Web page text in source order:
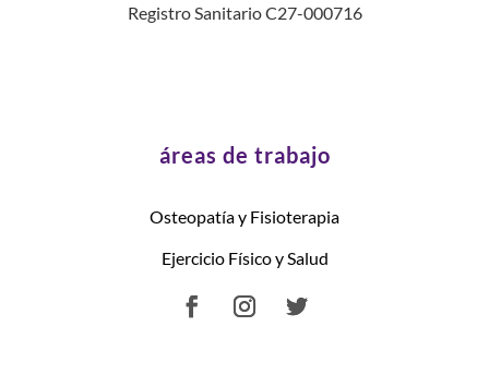
Registro Sanitario C27-000716
áreas de trabajo
Osteopatía y Fisioterapia
Ejercicio Físico y Salud